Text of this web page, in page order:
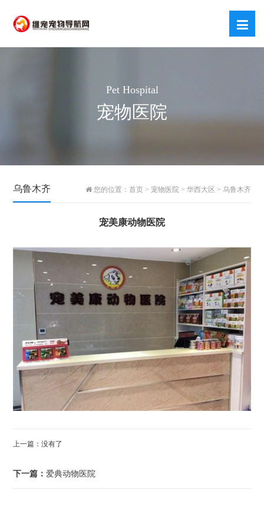
Pet Hospital
宠物医院
乌鲁木齐 您的位置： 首页> 宠物医院 > 华西大区 > 乌鲁木齐
宠美康动物医院
上一篇：没有了
下一篇：爱典动物医院